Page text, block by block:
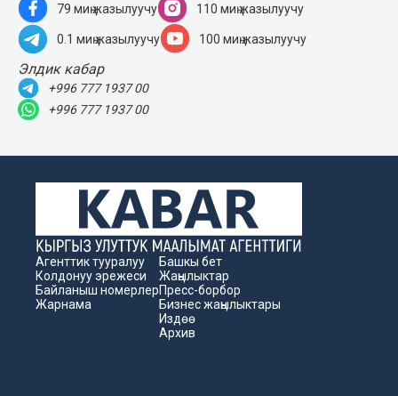
79 миң жазылуучу 110 миң жазылуучу
0.1 миң жазылуучу 100 миң жазылуучу
Элдик кабар
+996 777 1937 00
+996 777 1937 00
Агенттик тууралуу
Колдонуу эрежеси
Байланыш номерлер
Жарнама
Башкы бет
Жаңылыктар
Пресс-борбор
Бизнес жаңылыктары
Издөө
Архив